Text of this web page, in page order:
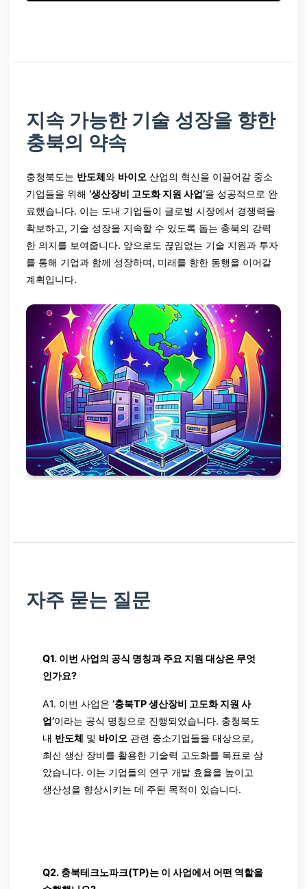
지속 가능한 기술 성장을 향한
충북의 약속
충청북도는 반도체와 바이오 산업의 혁신을 이끌어갈 중소
기업들을 위해‘생산장비 고도화 지원 사업’을 성공적으로 완
료했습니다. 이는 도내 기업들이 글로벌 시장에서 경쟁력을
확보하고, 기술 성장을 지속할 수 있도록 돕는 충북의 강력
한 의지를 보여줍니다. 앞으로도 끊임없는 기술 지원과 투자
를 통해 기업과 함께 성장하며, 미래를 향한 동행을 이어갈
계획입니다.
자주 묻는 질문
Q1. 이번 사업의 공식 명칭과 주요 지원 대상은 무엇
인가요?
A1. 이번 사업은‘충북TP 생산장비 고도화 지원 사
업’이라는 공식 명칭으로 진행되었습니다. 충청북도
내 반도체 및 바이오 관련 중소기업들을 대상으로,
최신 생산 장비를 활용한 기술력 고도화를 목표로 삼
았습니다. 이는 기업들의 연구 개발 효율을 높이고
생산성을 향상시키는 데 주된 목적이 있습니다.
Q2. 충북테크노파크(TP)는 이 사업에서 어떤 역할을